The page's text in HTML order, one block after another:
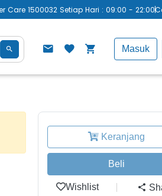
Care 1500032 Setiap Hari : 09:00 - 22:00
Masuk
Keranjang
Beli
Wishlist